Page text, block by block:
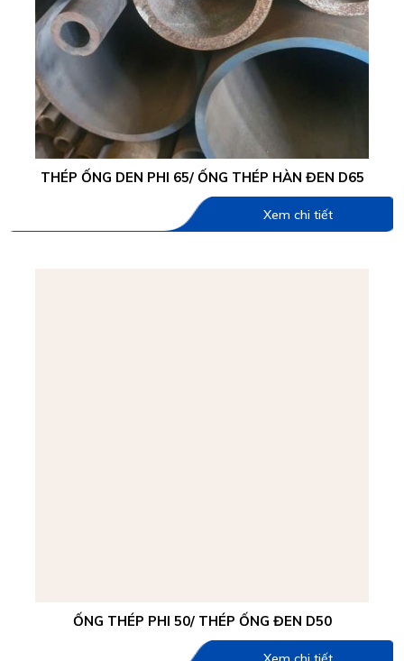
THÉP ỐNG DEN PHI 65/ ỐNG THÉP HÀN ĐEN D65
Xem chi tiết
ỐNG THÉP PHI 50/ THÉP ỐNG ĐEN D50